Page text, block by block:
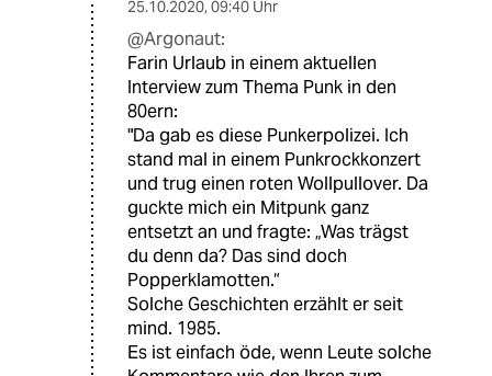
25.10.2020, 09:40 Uhr
@Argonaut:
Farin Urlaub in einem aktuellen
Interview zum Thema Punk in den
80ern:
"Da gab es diese Punkerpolizei. Ich
stand mal in einem Punkrockkonzert
und trug einen roten Wollpullover. Da
guckte mich ein Mitpunk ganz
entsetzt an und fragte: „Was trägst
du denn da? Das sind doch
Popperklamotten.“
Solche Geschichten erzählt er seit
mind. 1985.
Es ist einfach öde, wenn Leute solche